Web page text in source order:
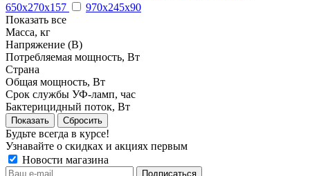
650х270х157
970х245х90
Показать все
Масса, кг
Напряжение (В)
Потребляемая мощность, Вт
Страна
Общая мощность, Вт
Срок службы УФ-ламп, час
Бактерицидный поток, Вт
Сбросить
Будьте всегда в курсе!
Узнавайте о скидках и акциях первым
Новости магазина